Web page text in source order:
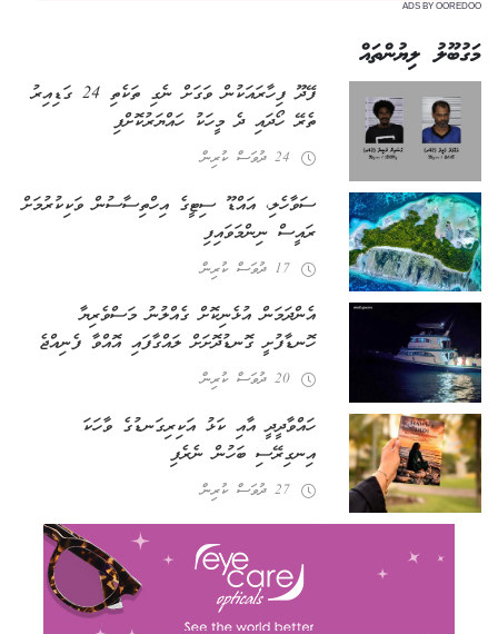
ADS BY OOREDOO
މަގުބޫލު ލިޔުންތައް
ފޭދޫ ފިހާރައަކުން ވަގަށް ނެގި ތަކެތި 24 ގަޑިއިރު
ތެރޭ ހޯދައި ދެ މީހަކު ހައްޔަރުކޮށްފި
24 ދުވަސް ކުރިން
ސަވާހެލި، އައްޑޫ ސިޓީގެ އިހްތިސާސުން ވަކިކުރުމަށް
ރައީސް ނިންމަވައިފި
17 ދުވަސް ކުރިން
އެންދަމަން އުޅެނިކޮށް ގެއްލުނު މަސްވެރިޔާ
ހޮނޑާފުށީ ގޮނޑުދޮށަށް ލައްގާފައި އޮއްވާ ފެނިއްޖެ
20 ދުވަސް ކުރިން
ހައްވާދީދީ އާއި ކަޅު އަކިރިގަނޑުގެ ވާހަކަ
އިނގިރޭސި ބަހުން ނެރެފި
27 ދުވަސް ކުރިން